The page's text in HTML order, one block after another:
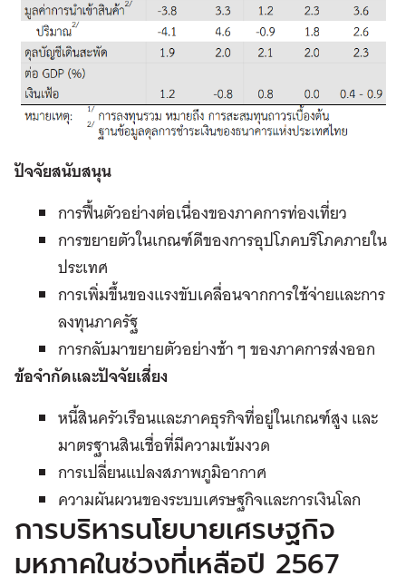
ปัจจัยสนับสนุน
การฟื้นตัวอย่างต่อเนื่องของภาคการท่องเที่ยว
การขยายตัวในเกณฑ์ดีของการอุปโภคบริโภคภายใน
ประเทศ
การเพิ่มขึ้นของแรงขับเคลื่อนจากการใช้จ่ายและการ
ลงทุนภาครัฐ
การกลับมาขยายตัวอย่างช้า ๆ ของภาคการส่งออก
ข้อจำกัดและปัจจัยเสี่ยง
หนี้สินครัวเรือนและภาคธุรกิจที่อยู่ในเกณฑ์สูง และ
มาตรฐานสินเชื่อที่มีความเข้มงวด
การเปลี่ยนแปลงสภาพภูมิอากาศ
ความผันผวนของระบบเศรษฐกิจและการเงินโลก
การบริหารนโยบายเศรษฐกิจ
มหภาคในช่วงที่เหลือปี 2567